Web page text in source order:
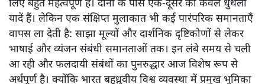
विचार| नीलूफ़र कोच 28 JAN, 2026